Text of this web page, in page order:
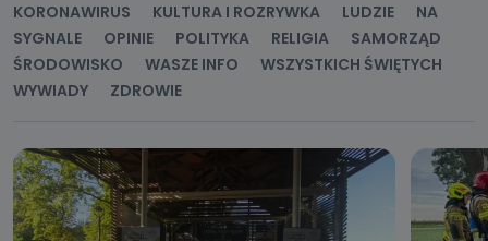
KORONAWIRUS
KULTURA I ROZRYWKA LUDZIE
NA
SYGNALE
OPINIE POLITYKA RELIGIA
SAMORZĄD
ŚRODOWISKO
WASZE INFO
WSZYSTKICH ŚWIĘTYCH
WYWIADY
ZDROWIE